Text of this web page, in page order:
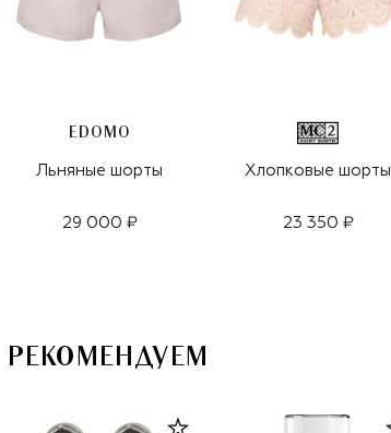
EDOMO
Льняные шорты
29 000 ₽
Хлопковые шорты
23 350 ₽
РЕКОМЕНДУЕМ